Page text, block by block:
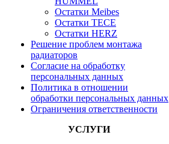
Остатки Meibes
Остатки ТЕСЕ
Остатки HERZ
Решение проблем монтажа
радиаторов
Согласие на обработку
персональных данных
Политика в отношении
обработки персональных данных
Ограничения ответственности
УСЛУГИ